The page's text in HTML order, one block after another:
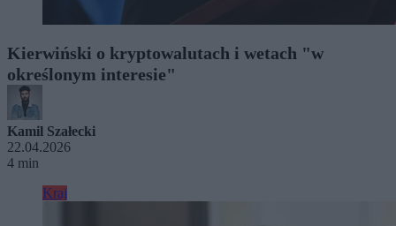
Kierwiński o kryptowalutach i wetach "w
określonym interesie"
Kamil Szałecki
22.04.2026
4 min
Kraj